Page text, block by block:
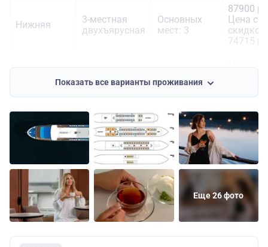
Нижняя
3-местная
двухъярусная
Основных
мест: 3
87900
Цена со
скидкой:
74715
Двухместная
Основных
Делюкс
двухместный
Основных
мест: 2
119600
руб.
Цена со
скидкой:
101660
руб.
180000
руб.
Показать все варианты проживания
Еще 26 фото